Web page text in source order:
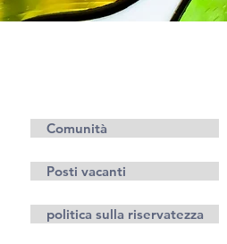
Comunità
Posti vacanti
politica sulla riservatezza